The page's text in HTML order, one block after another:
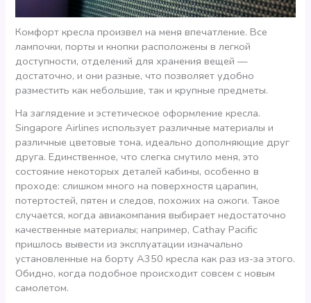
Комфорт кресла произвел на меня впечатление. Все
лампочки, порты и кнопки расположены в легкой
доступности, отделений для хранения вещей —
достаточно, и они разные, что позволяет удобно
разместить как небольшие, так и крупные предметы.
На заглядение и эстетическое оформление кресла.
Singapore Airlines использует различные материалы и
различные цветовые тона, идеально дополняющие друг
друга. Единственное, что слегка смутило меня, это
состояние некоторых деталей кабины, особенно в
проходе: слишком много на поверхностя царапин,
потертостей, пятен и следов, похожих на ожоги. Такое
случается, когда авиакомпания выбирает недостаточно
качественные материалы; например, Cathay Pacific
пришлось вывести из эксплуатации изначально
установленные на борту А350 кресла как раз из-за этого.
Обидно, когда подобное происходит совсем с новым
самолетом.